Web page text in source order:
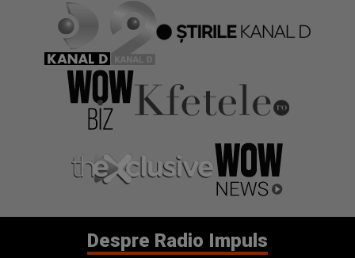
Despre Radio Impuls